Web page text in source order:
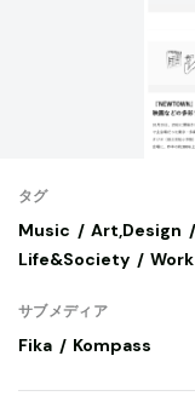
タグ
Music Art,Design
Life&Society
Work
サブメディア
Fika Kompass